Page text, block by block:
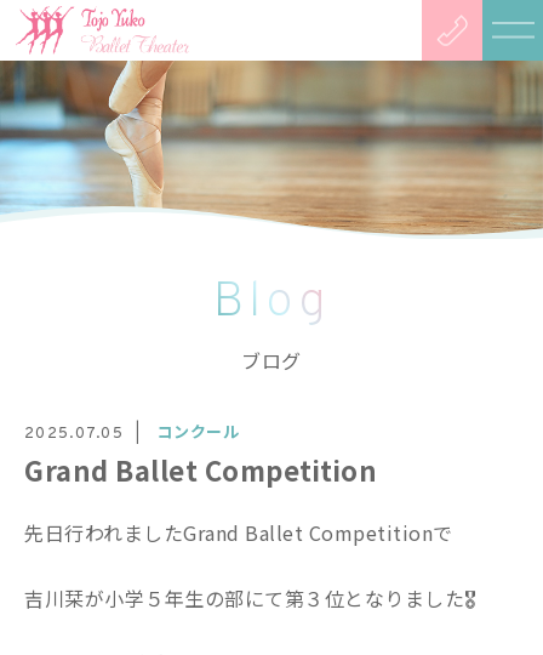
Blog
ブログ
2025.07.05 コンクール
Grand Ballet Competition
先日行われましたGrand Ballet Competitionで
吉川栞が小学５年生の部にて第３位となりました🎖